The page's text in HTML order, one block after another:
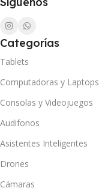
Categorías
Tablets
Computadoras y Laptops
Consolas y Videojuegos
Audifonos
Asistentes Inteligentes
Drones
Cámaras